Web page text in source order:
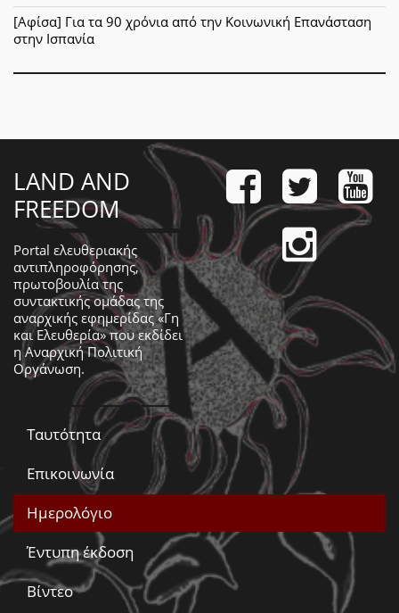
[Αφίσα] Για τα 90 χρόνια από την Κοινωνική Επανάσταση
στην Ισπανία
LAND AND
FREEDOM
Portal ελευθεριακής
αντιπληροφόρησης,
πρωτοβουλία της
συντακτικής ομάδας της
αναρχικής εφημερίδας «Γη
και Ελευθερία» που εκδίδει
ηΑναρχική Πολιτική
Οργάνωση.
Ταυτότητα
Επικοινωνία
Ημερολόγιο
Έντυπη έκδοση
Βίντεο